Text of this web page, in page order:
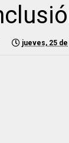
jueves, 25